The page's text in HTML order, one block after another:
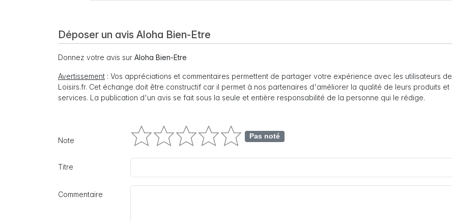
Déposer un avis Aloha Bien-Etre
Donnez votre avis sur Aloha Bien-Etre
Avertissement : Vos appréciations et commentaires permettent de partager votre expérience avec les utilisateurs de
Loisirs.fr. Cet échange doit être constructif car il permet à nos partenaires d'améliorer la qualité de leurs produits et
services. La publication d'un avis se fait sous la seule et entière responsabilité de la personne qui le rédige.
Note Pas noté
Titre
Commentaire